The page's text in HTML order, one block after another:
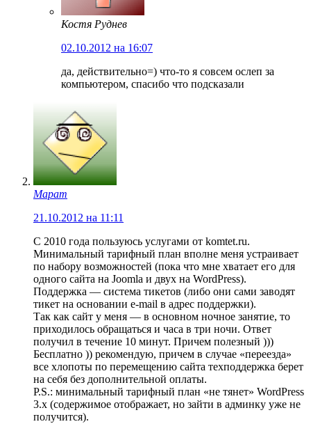
Костя Руднев
02.10.2012 на 16:07
да, действительно=) что-то я совсем ослеп за
компьютером, спасибо что подсказали
Марат
21.10.2012 на 11:11
С 2010 года пользуюсь услугами от komtet.ru.
Минимальный тарифный план вполне меня устраивает
по набору возможностей (пока что мне хватает его для
одного сайта на Joomla и двух на WordPress).
Поддержка — система тикетов (либо они сами заводят
тикет на основании e-mail в адрес поддержки).
Так как сайт у меня — в основном ночное занятие, то
приходилось обращаться и часа в три ночи. Ответ
получил в течение 10 минут. Причем полезный )))
Бесплатно )) рекомендую, причем в случае «переезда»
все хлопоты по перемещению сайта техподдержка берет
на себя без дополнительной оплаты.
P.S.: минимальный тарифный план «не тянет» WordPress
3.х (содержимое отображает, но зайти в админку уже не
получится).